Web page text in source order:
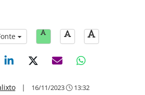
| 16/11/2023 13:32